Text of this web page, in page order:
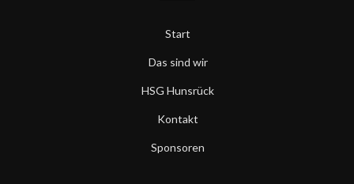
Start
Das sind wir
HSG Hunsrück
Kontakt
Sponsoren